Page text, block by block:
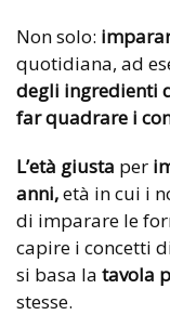
Non solo:
quotidiana, ad
degli ingredienti
far quadrare i
L’età giusta per
anni,età in cui i
di imparare le
capire i concetti
si basa la tavola
stesse.